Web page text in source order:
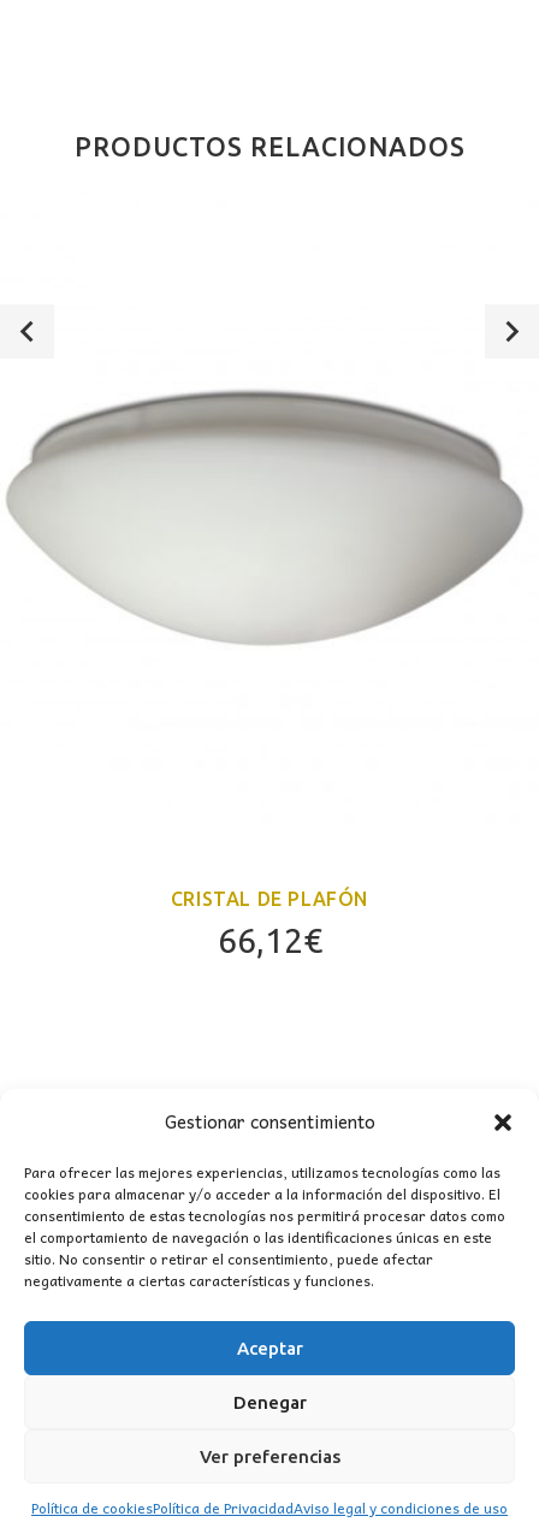
Gestionar consentimiento
Para ofrecer las mejores experiencias, utilizamos tecnologías como las
cookies para almacenar y/o acceder a la información del dispositivo. El
consentimiento de estas tecnologías nos permitirá procesar datos como
el comportamiento de navegación o las identificaciones únicas en este
sitio. No consentir o retirar el consentimiento, puede afectar
negativamente a ciertas características y funciones.
Aceptar
Denegar
Ver preferencias
Política de cookiesPolítica de PrivacidadAviso legal y condiciones de uso
PRODUCTOS RELACIONADOS
CRISTAL DE PLAFÓN
66,12€
CONTACTO
MI CUENTA